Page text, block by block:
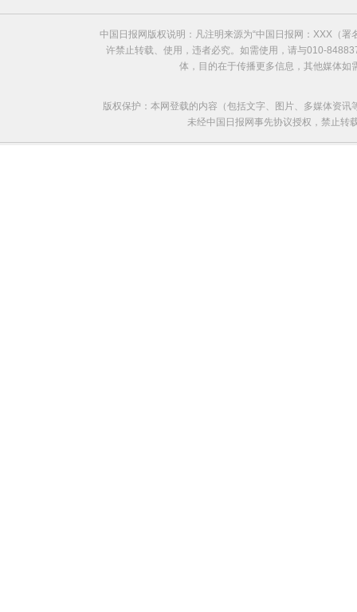
中国日报网版权说明：凡注明来源为“中国日报网：XXX（
许禁止转载、使用，违者必究。如需使用，请与010-
体，目的在于传播更多信息，其他媒体
版权保护：本网登载的内容（包括文字、图片、多媒体资
未经中国日报网事先协议授权，禁止转